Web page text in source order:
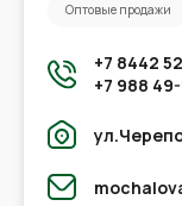
Оптовые продажи
+7 8442
+7 988